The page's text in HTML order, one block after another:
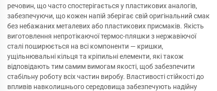
речовин, що часто спостерігається у пластикових аналогів,
забезпечуючи, що кожен напій зберігає свій оригінальний смак
без небажаних металевих або пластикових присмаків. Якість
виготовлення непротікаючої термос-пляшки з нержавіючої
сталі поширюється на всі компоненти — кришки,
ущільнювальні кільця та кріпильні елементи, які також
відповідають тим самим вимогам якості, щоб забезпечити
стабільну роботу всіх частин виробу. Властивості стійкості до
впливів навколишнього середовища забезпечують надійну